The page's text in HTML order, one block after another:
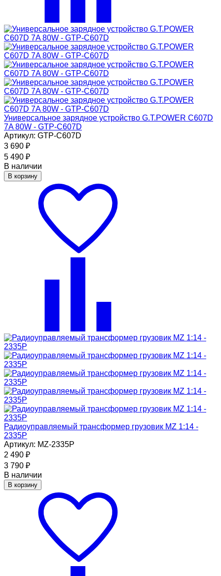
Универсальное зарядное устройство G.T.POWER C607D
7A 80W - GTP-C607D
Артикул: GTP-C607D
3 690 ₽
5 490 ₽
В наличии
В корзину
Радиоуправляемый трансформер грузовик MZ 1:14 -
2335P
Артикул: MZ-2335P
2 490 ₽
3 790 ₽
В наличии
В корзину